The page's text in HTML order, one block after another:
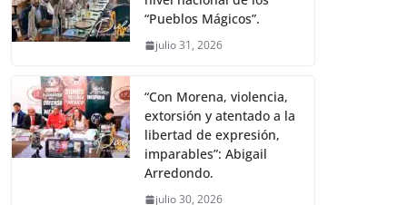
“Pueblos Mágicos”.
julio 31, 2026
“Con Morena, violencia,
extorsión y atentado a la
libertad de expresión,
imparables”: Abigail
Arredondo.
julio 30, 2026